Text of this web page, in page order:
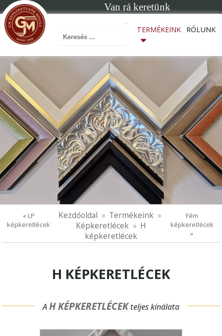
Van rá keretünk
Keresés ...
TERMÉKEINK RÓLUNK
« LP
képkeretlécek
Kezdőoldal
Termékeink
Képkeretlécek
H
képkeretlécek
Fém
képkeretlécek
»
H KÉPKERETLÉCEK
AH KÉPKERETLÉCEKteljes kínálata